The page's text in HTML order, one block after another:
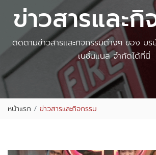
ข่าวสารและ
ติดตามข่าวสารและกิจกรรมต่างๆ ของ บริ
เนชั่นแนล จำกัดได้ที่นี่
หน้าแรก ข่าวสารและกิจกรรม